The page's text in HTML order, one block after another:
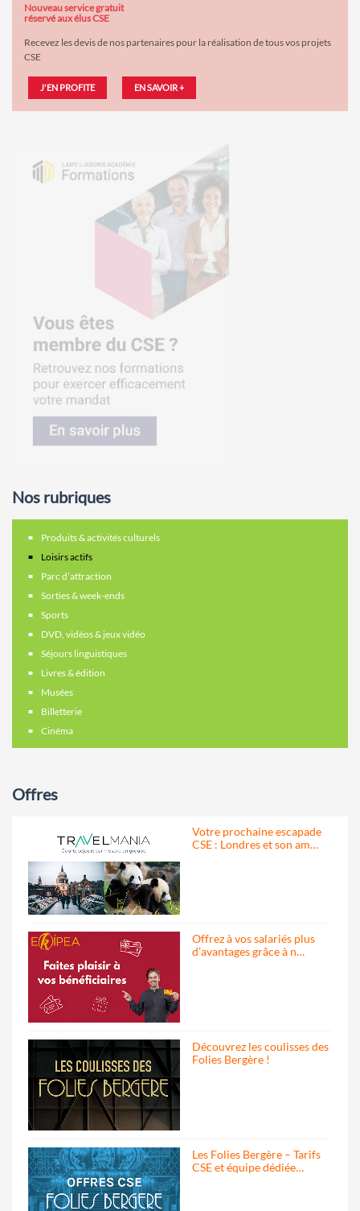
Nouveau service gratuit
réservé aux élus CSE
Recevez les devis de nos partenaires pour la réalisation de tous vos projets
CSE
J'EN PROFITE EN SAVOIR +
Nos rubriques
Produits & activités culturels
Loisirs actifs
Parc d’attraction
Sorties & week-ends
Sports
DVD, vidéos & jeux vidéo
Séjours linguistiques
Livres & édition
Musées
Billetterie
Cinéma
Offres
Votre prochaine escapade
CSE : Londres et son am…
Offrez à vos salariés plus
d’avantages grâce à n…
Découvrez les coulisses des
Folies Bergère !
Les Folies Bergère – Tarifs
CSE et équipe dédiée…